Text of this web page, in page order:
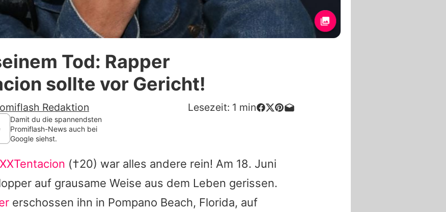
Impressum
Datenschutzerklärung
Nutzungsbedingungen
Utiq verwalten
Tod: Rapper
sollte vor Gericht!
Redaktion Lesezeit: 1 min
Damit du die spannendsten
Promiflash-News auch bei
Google siehst.
(†20) war alles andere rein! Am 18. Juni
auf grausame Weise aus dem Leben gerissen.
erschossen ihn in Pompano Beach, Florida, auf